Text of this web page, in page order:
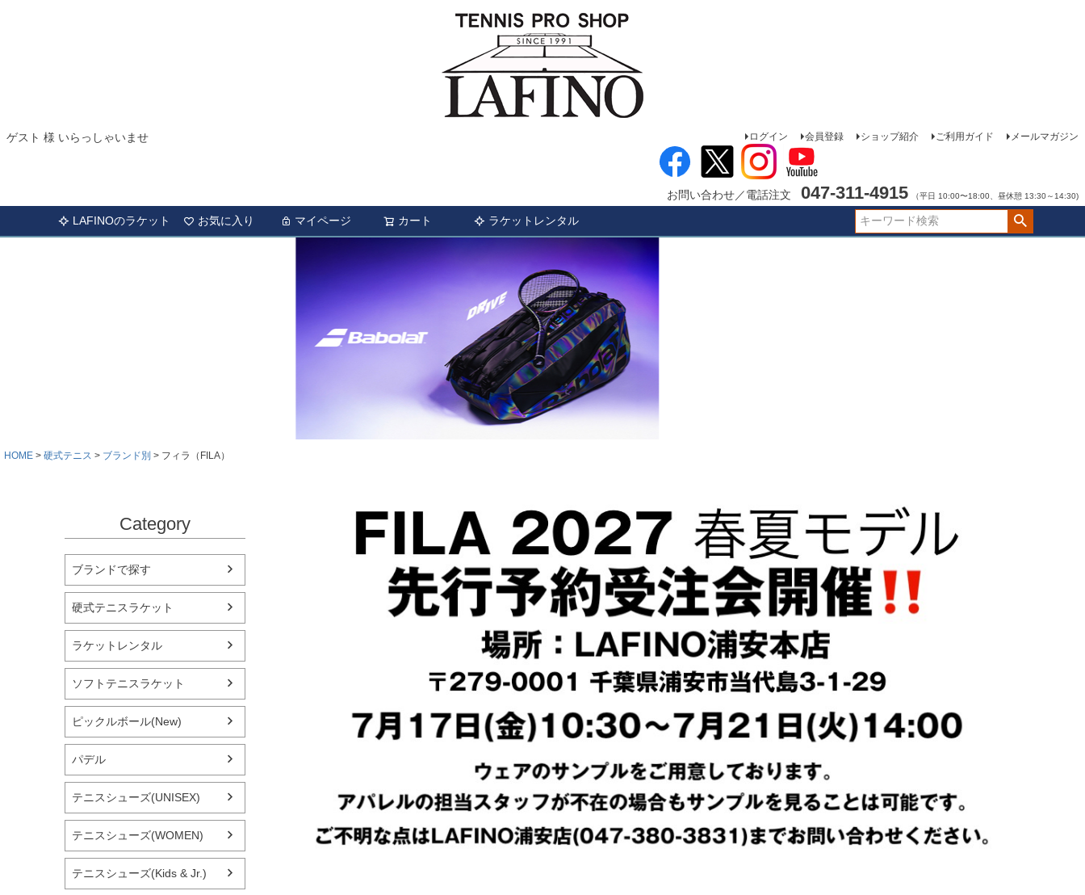
ゲスト 様 いらっしゃいませ ログイン 会員登録 ショップ紹介 ご利用ガイド メールマガジン
お問い合わせ／電話注文 047-311-4915 （平日 10:00〜18:00、昼休憩 13:30～14:30)
LAFINOのラケット お気に入り マイページ カート ラケットレンタル
HOME 硬式テニス ブランド別 フィラ（FILA）
Category
ブランドで探す
硬式テニスラケット
ラケットレンタル
ソフトテニスラケット
ピックルボール(New)
パデル
テニスシューズ(UNISEX)
テニスシューズ(WOMEN)
テニスシューズ(Kids & Jr.)